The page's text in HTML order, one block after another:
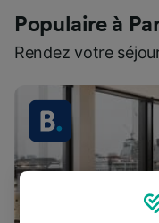
Populaire à
Rendez votre